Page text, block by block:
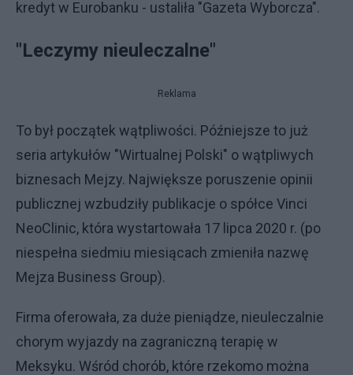
kredyt w Eurobanku - ustaliła "Gazeta Wyborcza".
"Leczymy nieuleczalne"
Reklama
To był początek wątpliwości. Późniejsze to już
seria artykułów "Wirtualnej Polski" o wątpliwych
biznesach Mejzy. Największe poruszenie opinii
publicznej wzbudziły publikacje o spółce Vinci
NeoClinic, która wystartowała 17 lipca 2020 r. (po
niespełna siedmiu miesiącach zmieniła nazwę
Mejza Business Group).
Firma oferowała, za duże pieniądze, nieuleczalnie
chorym wyjazdy na zagraniczną terapię w
Meksyku. Wśród chorób, które rzekomo można